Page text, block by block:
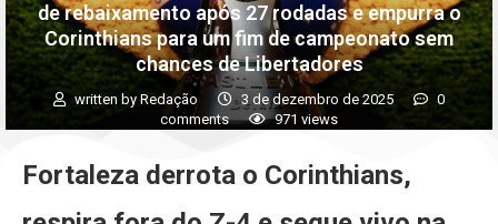
de rebaixamento após 27 rodadas e empurra o
Corinthians para um fim de campeonato sem
chances de Libertadores
written by Redação 3 de dezembro de 2025
0
comments
971 views
Fortaleza derrota o Corinthians,